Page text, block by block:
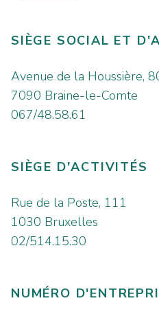
SIÈGE SOCIAL ET
Avenue de la Houssière,
7090 Braine-le-Comte
067/48.58.61
SIÈGE D'ACTIVITÉS
Rue de la Poste, 111
1030 Bruxelles
02/514.15.30
NUMÉRO